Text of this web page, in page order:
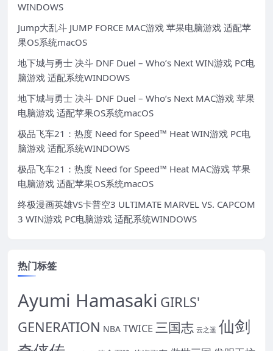
WINDOWS
Jump大乱斗 JUMP FORCE MAC游戏 苹果电脑游戏 适配苹
果OS系统macOS
地下城与勇士 决斗 DNF Duel – Who’s Next WIN游戏 PC电
脑游戏 适配系统WINDOWS
地下城与勇士 决斗 DNF Duel – Who’s Next MAC游戏 苹果
电脑游戏 适配苹果OS系统macOS
极品飞车21：热度 Need for Speed™ Heat WIN游戏 PC电
脑游戏 适配系统WINDOWS
极品飞车21：热度 Need for Speed™ Heat MAC游戏 苹果
电脑游戏 适配苹果OS系统macOS
终极漫画英雄VS卡普空3 ULTIMATE MARVEL VS. CAPCOM
3 WIN游戏 PC电脑游戏 适配系统WINDOWS
热门标签
Ayumi Hamasaki GIRLS'
GENERATION NBA TWICE三国志 云之遥 仙剑